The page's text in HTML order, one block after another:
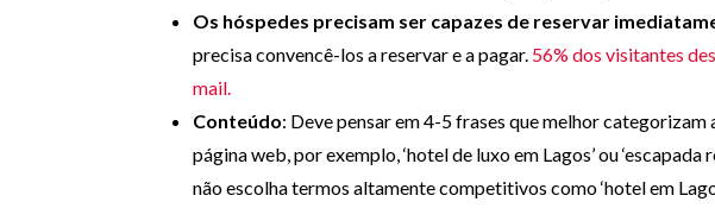
Os hóspedes precisam ser capazes de reservar
precisa convencê-los a reservar e a pagar. 56% dos visitantes
mail.
Conteúdo: Deve pensar em 4-5 frases que melhor
página web, por exemplo, ‘hotel de luxo em Lagos’ ou
não escolha termos altamente competitivos como ‘hotel em